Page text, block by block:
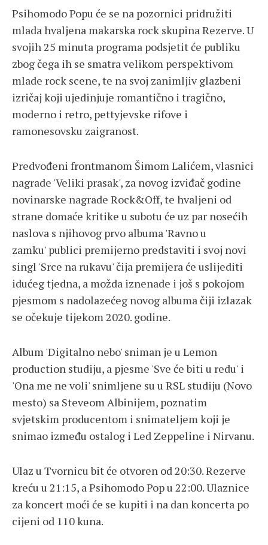
Psihomodo Popu će se na pozornici pridružiti
mlada hvaljena makarska rock skupina Rezerve. U
svojih 25 minuta programa podsjetit će publiku
zbog čega ih se smatra velikom perspektivom
mlade rock scene, te na svoj zanimljiv glazbeni
izričaj koji ujedinjuje romantično i tragično,
moderno i retro, pettyjevske rifove i
ramonesovsku zaigranost.
Predvođeni frontmanom Šimom Lalićem, vlasnici
nagrade 'Veliki prasak', za novog izviđač godine
novinarske nagrade Rock&Off, te hvaljeni od
strane domaće kritike u subotu će uz par nosećih
naslova s njihovog prvo albuma 'Ravno u
zamku' publici premijerno predstaviti i svoj novi
singl 'Srce na rukavu' čija premijera će uslijediti
idućeg tjedna, a možda iznenade i još s pokojom
pjesmom s nadolazećeg novog albuma čiji izlazak
se očekuje tijekom 2020. godine.
Album 'Digitalno nebo' sniman je u Lemon
production studiju, a pjesme 'Sve će biti u redu' i
'Ona me ne voli' snimljene su u RSL studiju (Novo
mesto) sa Steveom Albinijem, poznatim
svjetskim producentom i snimateljem koji je
snimao između ostalog i Led Zeppeline i Nirvanu.
Ulaz u Tvornicu bit će otvoren od 20:30. Rezerve
kreću u 21:15, a Psihomodo Pop u 22:00. Ulaznice
za koncert moći će se kupiti i na dan koncerta po
cijeni od 110 kuna.